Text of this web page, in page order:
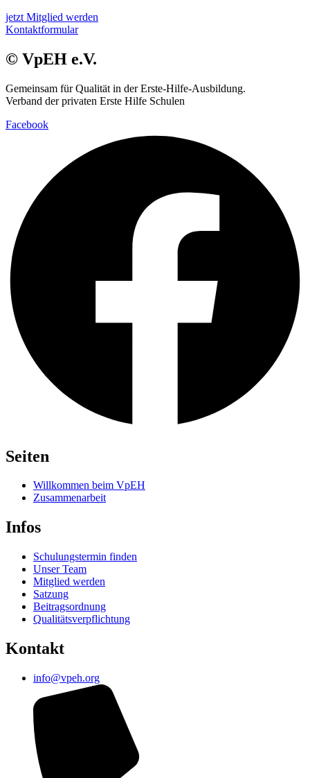
jetzt Mitglied werden
Kontaktformular
© VpEH e.V.
Gemeinsam für Qualität in der Erste-Hilfe-Ausbildung.
Verband der privaten Erste Hilfe Schulen
Facebook
Seiten
Willkommen beim VpEH
Zusammenarbeit
Infos
Schulungstermin finden
Unser Team
Mitglied werden
Satzung
Beitragsordnung
Qualitätsverpflichtung
Kontakt
info@vpeh.org